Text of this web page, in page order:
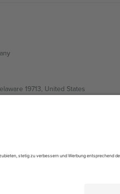
19713, United States
1606 Sofia, Bulgaria
06700 Ciudad de México,